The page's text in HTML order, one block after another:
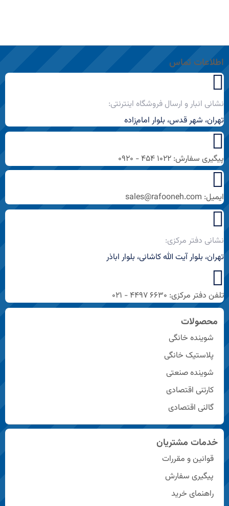
اطلاعات تماس
نشانی انبار و ارسال فروشگاه اینترنتی:
تهران، شهر قدس، بلوار امام‌زاده
پیگیری سفارش: ۱۰۲۲ ۴۵۴ - ۰۹۲۰
ایمیل: sales@rafooneh.com
نشانی دفتر مرکزی:
تهران، بلوار آیت الله کاشانی، بلوار اباذر
تلفن دفتر مرکزی: ۶۶۳۰ ۴۴۹۷ - ۰۲۱
محصولات
شوینده خانگی
پلاستیک خانگی
شوینده صنعتی
کارتنی اقتصادی
گالنی اقتصادی
خدمات مشتریان
قوانین و مقررات
پیگیری سفارش
راهنمای خرید